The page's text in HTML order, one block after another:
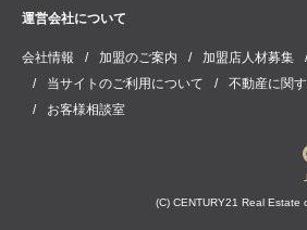
石山寺駅
運営会社について
会社情報 加盟のご案内 加盟店人材募集
当サイトのご利用について
不動産に関
お客様相談室
(C) CENTURY21 Real Estate